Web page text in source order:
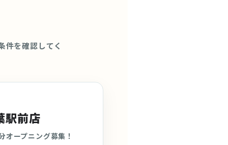
件を確認してく
駅前店
ープニング募集！